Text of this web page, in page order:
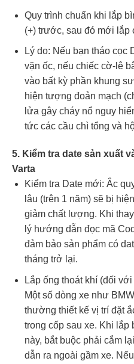
Quy trình chuẩn khi lắp
(+) trước, sau đó mới lắp
Lý do: Nếu bạn tháo
vặn ốc, nếu chiếc cờ-lê
vào bất kỳ phần khung
hiện tượng đoản mạch
lửa gây cháy nổ nguy
tức các cầu chì tổng và
5. Kiểm tra date sản xuất
Varta
Kiểm tra Date mới: Ắc
lâu (trên 1 năm) sẽ bị
giảm chất lượng. Khi
lý hướng dẫn đọc mã
đảm bảo sản phẩm có
tháng trở lại.
Lắp ống thoát khí (đối
Một số dòng xe như
thường thiết kế vị trí đặt
trong cốp sau xe. Khi lắp
này, bắt buộc phải cắm
dẫn ra ngoài gầm xe.